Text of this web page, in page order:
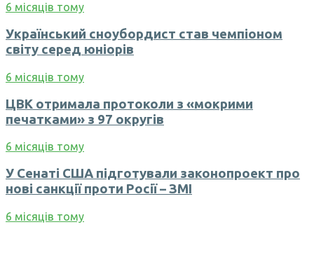
6 місяців тому
Український сноубордист став чемпіоном
світу серед юніорів
6 місяців тому
ЦВК отримала протоколи з «мокрими
печатками» з 97 округів
6 місяців тому
У Сенаті США підготували законопроект про
нові санкції проти Росії – ЗМІ
6 місяців тому